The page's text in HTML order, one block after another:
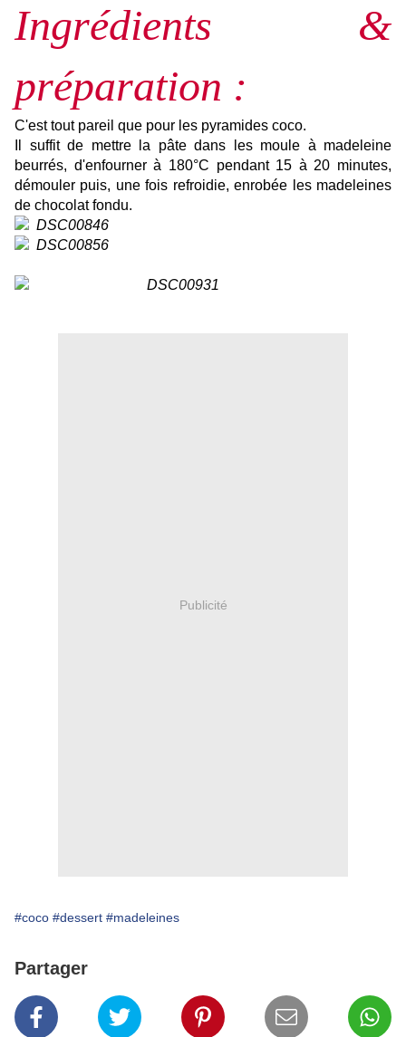
Ingrédients &
préparation :
C'est tout pareil que pour les pyramides coco.
Il suffit de mettre la pâte dans les moule à madeleine
beurrés, d'enfourner à 180°C pendant 15 à 20 minutes,
démouler puis, une fois refroidie, enrobée les madeleines
de chocolat fondu.
Publicité
#coco #dessert #madeleines
Partager